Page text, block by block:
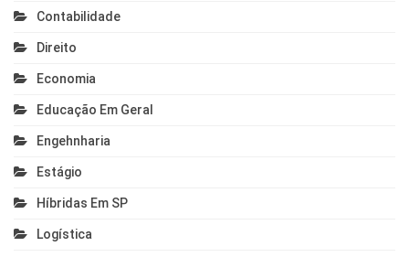
Contabilidade
Direito
Economia
Educação Em Geral
Engehnharia
Estágio
Híbridas Em SP
Logística